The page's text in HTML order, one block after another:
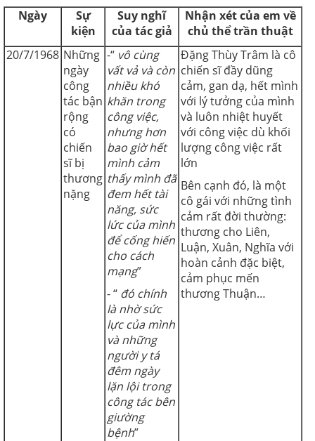
Ngày
Sự
kiện
Suy nghĩ
của tác giả
Nhận xét của em về
chủ thể trần thuật
20/7/1968 Những
ngày
công
tác bận
rộng
có
chiến
sĩ bị
thương
nặng
-“ vô cùng
vất vả và còn
nhiều khó
khăn trong
công việc,
nhưng hơn
bao giờ hết
mình cảm
thấy mình đã
đem hết tài
năng, sức
lức của mình
để cống hiến
cho cách
mạng”
- “ đó chính
là nhờ sức
lực của mình
và những
người y tá
đêm ngày
lặn lội trong
công tác bên
giường
bệnh”
Đặng Thùy Trâm là cô
chiến sĩ đầy dũng
cảm, gan dạ, hết mình
với lý tưởng của mình
và luôn nhiệt huyết
với công việc dù khối
lượng công việc rất
lớn
Bên cạnh đó, là một
cô gái với những tình
cảm rất đời thường:
thương cho Liên,
Luận, Xuân, Nghĩa với
hoàn cảnh đặc biệt,
cảm phục mến
thương Thuận…